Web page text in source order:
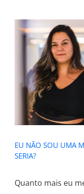
EU NÃO
EU NÃO SOU UMA
SERIA?
Quanto mais eu